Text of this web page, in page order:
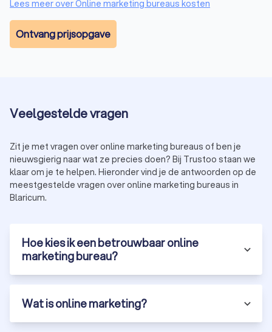
Lees meer over Online marketing bureaus kosten
Ontvang prijsopgave
Veelgestelde vragen
Zit je met vragen over online marketing bureaus of ben je
nieuwsgierig naar wat ze precies doen? Bij Trustoo staan we
klaar om je te helpen. Hieronder vind je de antwoorden op de
meestgestelde vragen over online marketing bureaus in
Blaricum.
Hoe kies ik een betrouwbaar online
marketing bureau?
Wat is online marketing?